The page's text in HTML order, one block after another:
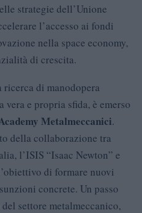
strategie dell’Unione
l’accesso ai fondi
nella space economy,
di crescita.
ricerca di manodopera
vera e propria sfida, è emerso
Metalmeccanici.
della collaborazione tra
l’ISIS “Isaac Newton” e
di formare nuovi
concrete. Un passo
settore metalmeccanico,